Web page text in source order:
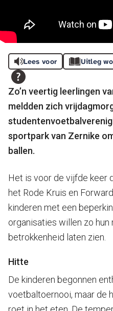
Lees voor Uitleg
Zo’n veertig leerlingen
meldden zich
sportpark van Zernike
ballen.
Het is voor de vijfde keer
het Rode Kruis en
kinderen met een
organisaties willen zo
betrokkenheid laten zien.
Hitte
De kinderen begonnen
voetbaltoernooi, maar de